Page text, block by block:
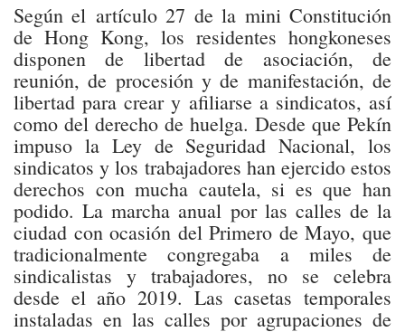
Según el artículo 27 de la mini Constitución
de Hong Kong, los residentes hongkoneses
disponen de libertad de asociación, de
reunión, de procesión y de manifestación, de
libertad para crear y afiliarse a sindicatos, así
como del derecho de huelga. Desde que Pekín
impuso la Ley de Seguridad Nacional, los
sindicatos y los trabajadores han ejercido estos
derechos con mucha cautela, si es que han
podido. La marcha anual por las calles de la
ciudad con ocasión del Primero de Mayo, que
tradicionalmente congregaba a miles de
sindicalistas y trabajadores, no se celebra
desde el año 2019. Las casetas temporales
instaladas en las calles por agrupaciones de